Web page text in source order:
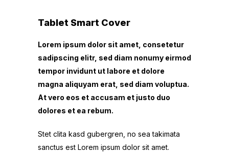
Tablet Smart Cover
Lorem ipsum dolor sit amet, consetetur
sadipscing elitr, sed diam nonumy eirmod
tempor invidunt ut labore et dolore
magna aliquyam erat, sed diam voluptua.
At vero eos et accusam et justo duo
dolores et ea rebum.
Stet clita kasd gubergren, no sea takimata
sanctus est Lorem ipsum dolor sit amet.